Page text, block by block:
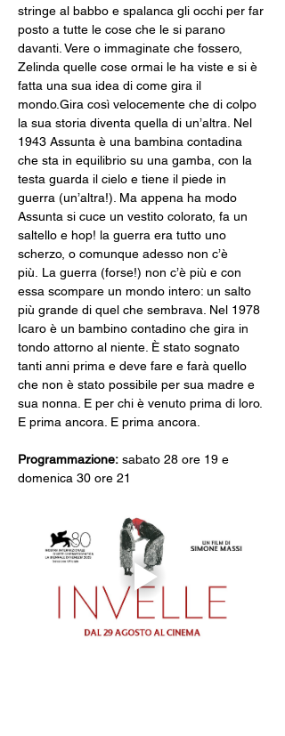
stringe al babbo e spalanca gli occhi per far
posto a tutte le cose che le si parano
davanti. Vere o immaginate che fossero,
Zelinda quelle cose ormai le ha viste e si è
fatta una sua idea di come gira il
mondo.Gira così velocemente che di colpo
la sua storia diventa quella di un’altra. Nel
1943 Assunta è una bambina contadina
che sta in equilibrio su una gamba, con la
testa guarda il cielo e tiene il piede in
guerra (un’altra!). Ma appena ha modo
Assunta si cuce un vestito colorato, fa un
saltello e hop! la guerra era tutto uno
scherzo, o comunque adesso non c’è
più. La guerra (forse!) non c’è più e con
essa scompare un mondo intero: un salto
più grande di quel che sembrava. Nel 1978
Icaro è un bambino contadino che gira in
tondo attorno al niente. È stato sognato
tanti anni prima e deve fare e farà quello
che non è stato possibile per sua madre e
sua nonna. E per chi è venuto prima di loro.
E prima ancora. E prima ancora.
Programmazione: sabato 28 ore 19 e
domenica 30 ore 21